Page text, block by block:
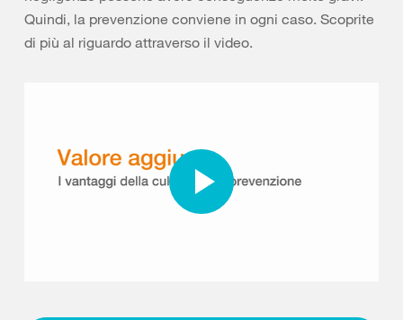
Quindi, la prevenzione conviene in ogni caso. Scoprite
di più al riguardo attraverso il video.